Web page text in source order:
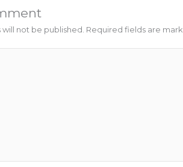
not be published. Required fields are